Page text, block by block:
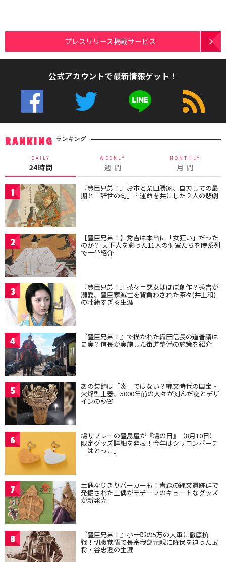
プレスリリース掲載サービス
公式アカウントで最新情報ゲット！
RANKING ランキング
DAILY
24時間
WEEKLY
週 間
MONTHLY
月 間
1 『豊臣兄弟！』お市と柴田勝家、自刃しての最
期と「辞世の句」…運命を共にした２人の悲劇
2 【豊臣兄弟！】秀吉は本当に「女狂い」だった
のか？ 天下人を彩った11人の側室たちを時系列
で一挙紹介
3 『豊臣兄弟！』茶々＝悪女はほぼ創作？秀吉が
溺愛、豊臣家滅亡を背負わされた茶々(井上和)
の壮絶すぎる生涯
4 『豊臣兄弟！』で描かれた織田信長の道普請は
史実？信長が実施した街道整備の施策を紹介
5 あの装飾は「炎」ではない？縄文時代の国宝・
火焔型土器、5000年前の人々が刻んだ謎とデザ
インの秘密
6 鳩サブレーの豊島屋が『鳩の日』（8月10日）
限定グッズ詳細を発表！今年はシリコンポーチ
「はとっこ」
7 土偶なりきりパーカーも！青森の縄文遺跡群で
発掘された土偶がモチーフのキュートなグッズ
が新発売
8 『豊臣兄弟！』小一郎の5万の大軍に徹底抗
戦！切腹覚悟で長宗我部元親に降伏を迫った武
将・谷忠澄の生涯